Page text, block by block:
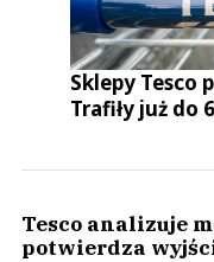
Sklepy Tesco
Trafiły już do
Tesco analizuje
potwierdza